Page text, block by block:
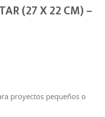
(27 X 22 CM) –
proyectos pequeños o